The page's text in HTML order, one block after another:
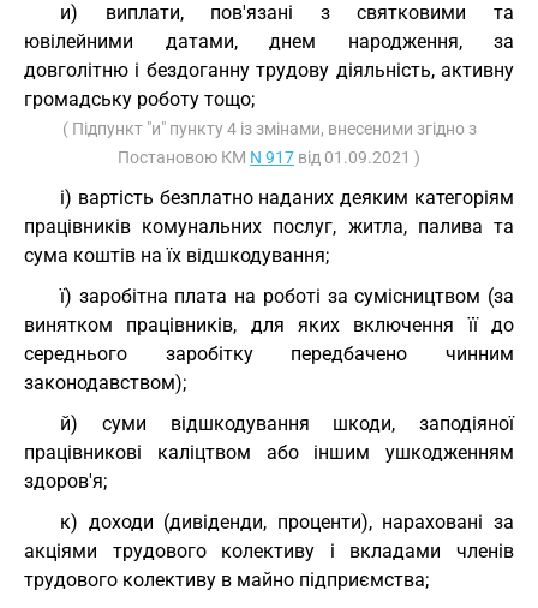
и) виплати, пов'язані з святковими та
ювілейними датами, днем народження, за
довголітню і бездоганну трудову діяльність, активну
громадську роботу тощо;
( Підпункт "и" пункту 4 із змінами, внесеними згідно з
Постановою КМ N 917 від 01.09.2021 )
і) вартість безплатно наданих деяким категоріям
працівників комунальних послуг, житла, палива та
сума коштів на їх відшкодування;
ї) заробітна плата на роботі за сумісництвом (за
винятком працівників, для яких включення її до
середнього заробітку передбачено чинним
законодавством);
й) суми відшкодування шкоди, заподіяної
працівникові каліцтвом або іншим ушкодженням
здоров'я;
к) доходи (дивіденди, проценти), нараховані за
акціями трудового колективу і вкладами членів
трудового колективу в майно підприємства;